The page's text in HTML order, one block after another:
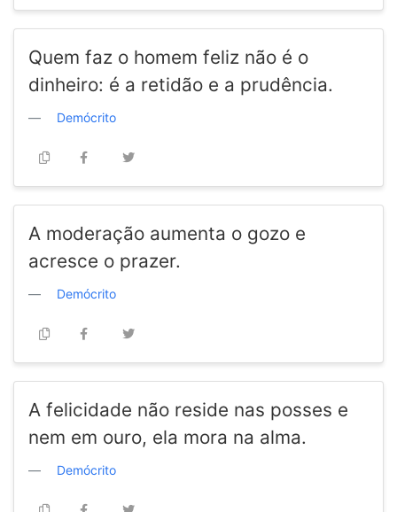
Quem faz o homem feliz não é o
dinheiro: é a retidão e a prudência.
Demócrito
A moderação aumenta o gozo e
acresce o prazer.
Demócrito
A felicidade não reside nas posses e
nem em ouro, ela mora na alma.
Demócrito